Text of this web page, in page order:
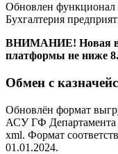
Обновлен
Бухгалтерия
ВНИМАНИЕ! Новая
платформы не ниже
Обмен с
Обновлён формат
АСУ ГФ Департамента
xml. Формат
01.01.2024.